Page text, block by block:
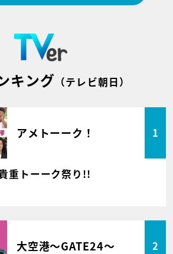
キング （テレビ朝日）
アメトーーク！ 1
重トーーク祭り!!
大空港～GATE24～ 2